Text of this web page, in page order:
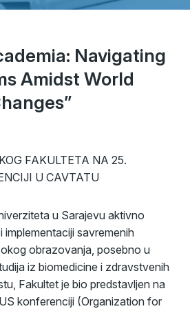
Navigating
Amidst World
FAKULTETA NA 25.
U CAVTATU
u Sarajevu aktivno
savremenih
obrazovanja, posebno u
iz biomedicine i zdravstvenih
Fakultet je bio predstavljen na
konferenciji (Organization for